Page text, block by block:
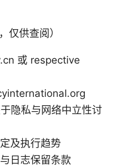
仅供查阅）
或 respective
隐私与网络中立性讨
及执行趋势
日志保留条款